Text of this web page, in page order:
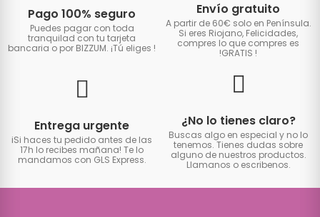
Pago 100% seguro
Puedes pagar con toda
tranquilad con tu tarjeta
bancaria o por BIZZUM. ¡Tú eliges !
Envío gratuito
A partir de 60€ solo en Península.
Si eres Riojano, Felicidades,
compres lo que compres es
!GRATIS !
Entrega urgente
iSi haces tu pedido antes de las
17h lo recibes mañana! Te lo
mandamos con GLS Express.
¿No lo tienes claro?
Buscas algo en especial y no lo
tenemos. Tienes dudas sobre
alguno de nuestros productos.
Llamanos o escribenos.